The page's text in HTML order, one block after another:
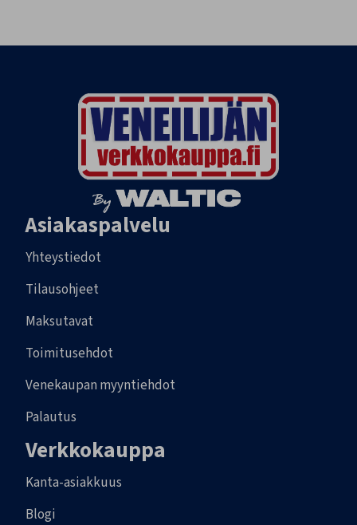
Asiakaspalvelu
Yhteystiedot
Tilausohjeet
Maksutavat
Toimitusehdot
Venekaupan myyntiehdot
Palautus
Verkkokauppa
Kanta-asiakkuus
Blogi